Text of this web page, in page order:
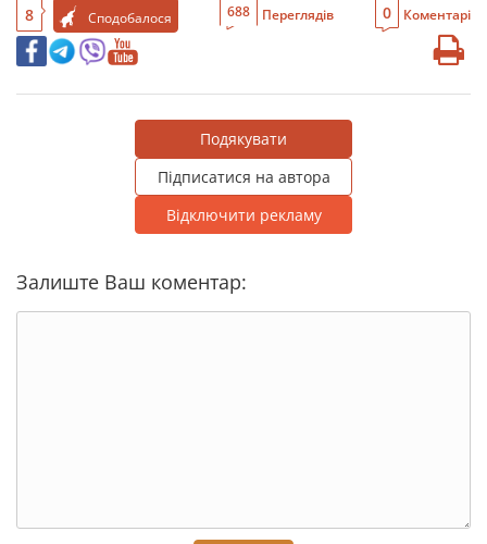
8 Сподобалося 688 Переглядів 0 Коментарі
Подякувати
Підписатися на автора
Відключити рекламу
Залиште Ваш коментар: